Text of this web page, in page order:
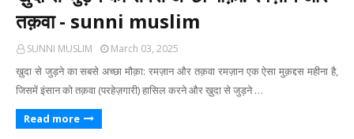
तक़वा - sunni muslim
SUNNI MUSLIM March 03, 2025
ख़ुदा से जुड़ने का सबसे अच्छा मौक़ा: रमज़ान और तक़वा रमज़ान एक ऐसा मुक़द्दस महीना है,
जिसमें इंसान को तक़वा (परहेज़गारी) हासिल करने और ख़ुदा से जुड़ने …
Read more